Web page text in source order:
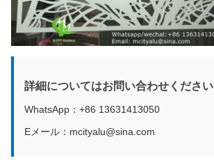
詳細についてはお問い合わせください
WhatsApp：+86 13631413050
Eメール：mcityalu@sina.com